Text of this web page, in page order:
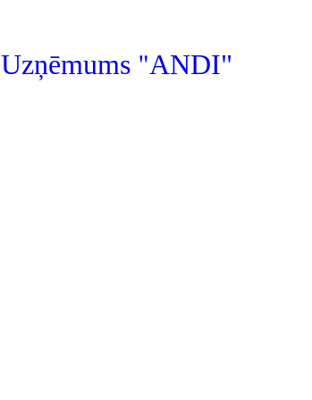
Uzņēmums"ANDI"